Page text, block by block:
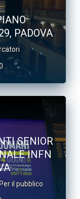
PADOVA
SENIOR
INFN
Per il pubblico